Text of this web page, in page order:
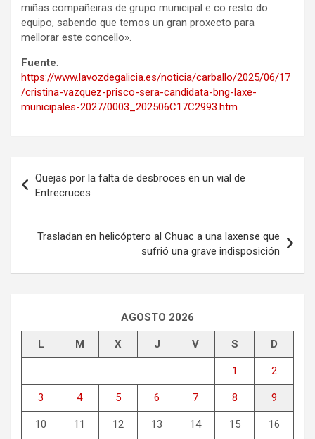
miñas compañeiras de grupo municipal e co resto do
equipo, sabendo que temos un gran proxecto para
mellorar este concello».
Fuente:
https://www.lavozdegalicia.es/noticia/carballo/2025/06/17
/cristina-vazquez-prisco-sera-candidata-bng-laxe-
municipales-2027/0003_202506C17C2993.htm
de
entradas
Quejas por la falta de desbroces en un vial de
Entrecruces
Trasladan en helicóptero al Chuac a una laxense que
sufrió una grave indisposición
AGOSTO 2026
L M X J V S D
1 2
3 4 5 6 7 8 9
10 11 12 13 14 15 16